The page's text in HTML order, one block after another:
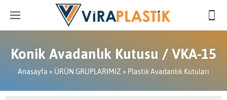
Konik Avadanlık Kutusu / VKA-15
Anasayfa » ÜRÜN GRUPLARIMIZ » Plastik Avadanlık Kutuları